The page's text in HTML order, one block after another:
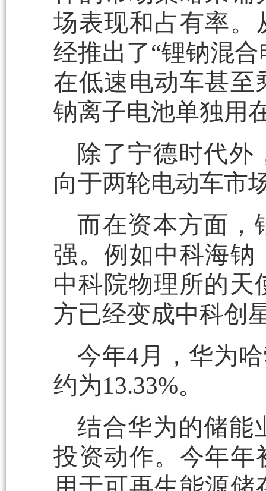
场表现和占有率。
经推出了“锂钠混
在低速电动车甚至
钠离子电池单独用
除了宁德时代外
向于两轮电动车市
而在资本方面，
强。例如中科海钠
中科院物理所的天
方已经变成中科创
今年4月，华为
约为13.33%。
结合华为的储能
投资动作。今年年